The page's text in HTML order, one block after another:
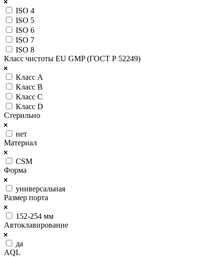
ISO 4
ISO 5
ISO 6
ISO 7
ISO 8
Класс чистоты EU GMP (ГОСТ Р 52249)
Класс A
Класс B
Класс C
Класс D
Стерильно
нет
Материал
CSM
Форма
универсальная
Размер порта
152-254 мм
Автоклавирование
да
AQL